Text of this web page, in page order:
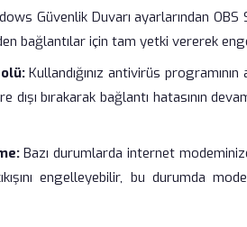
Güvenlik Duvarı ayarlarından OBS
bağlantılar için tam yetki vererek
Kullandığınız antivirüs
dışı bırakarak bağlantı hatasının
Bazı durumlarda internet
engelleyebilir, bu durumda